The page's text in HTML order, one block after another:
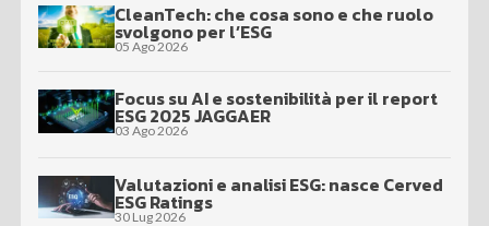
CleanTech: che cosa sono e che ruolo
svolgono per l’ESG
05 Ago 2026
Focus su AI e sostenibilità per il report
ESG 2025 JAGGAER
03 Ago 2026
Valutazioni e analisi ESG: nasce Cerved
ESG Ratings
30 Lug 2026